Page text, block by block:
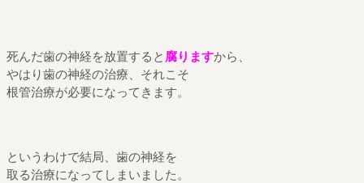
死んだ歯の神経を放置すると 腐りますから、
やはり歯の神経の治療、それこそ
根管治療が必要になってきます。
というわけで結局、歯の神経を
取る治療になってしまいました。